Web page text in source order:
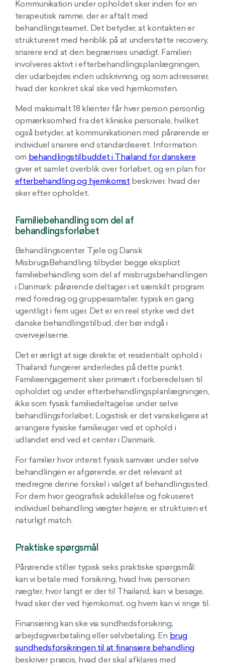
Kommunikation under opholdet sker inden for en
terapeutisk ramme, der er aftalt med
behandlingsteamet. Det betyder, at kontakten er
struktureret med henblik på at understøtte recovery,
snarere end at den begrænses unødigt. Familien
involveres aktivt i efterbehandlingsplanlægningen,
der udarbejdes inden udskrivning, og som adresserer,
hvad der konkret skal ske ved hjemkomsten.
Med maksimalt 18 klienter får hver person personlig
opmærksomhed fra det kliniske personale, hvilket
også betyder, at kommunikationen med pårørende er
individuel snarere end standardiseret. Information
om behandlingstilbuddet i Thailand for danskere
giver et samlet overblik over forløbet, og en plan for
efterbehandling og hjemkomst beskriver, hvad der
sker efter opholdet.
Familiebehandling som del af
behandlingsforløbet
Behandlingscenter Tjele og Dansk
MisbrugsBehandling tilbyder begge eksplicit
familiebehandling som del af misbrugsbehandlingen
i Danmark: pårørende deltager i et særskilt program
med foredrag og gruppesamtaler, typisk en gang
ugentligt i fem uger. Det er en reel styrke ved det
danske behandlingstilbud, der bør indgå i
overvejelserne.
Det er ærligt at sige direkte: et residentialt ophold i
Thailand fungerer anderledes på dette punkt.
Familieengagement sker primært i forberedelsen til
opholdet og under efterbehandlingsplanlægningen,
ikke som fysisk familiedeltagelse under selve
behandlingsforløbet. Logistisk er det vanskeligere at
arrangere fysiske familieuger ved et ophold i
udlandet end ved et center i Danmark.
For familier hvor intenst fysisk samvær under selve
behandlingen er afgørende, er det relevant at
medregne denne forskel i valget af behandlingssted.
For dem hvor geografisk adskillelse og fokuseret
individuel behandling vægter højere, er strukturen et
naturligt match.
Praktiske spørgsmål
Pårørende stiller typisk seks praktiske spørgsmål:
kan vi betale med forsikring, hvad hvis personen
nægter, hvor langt er der til Thailand, kan vi besøge,
hvad sker der ved hjemkomst, og hvem kan vi ringe til.
Finansiering kan ske via sundhedsforsikring,
arbejdsgiverbetaling eller selvbetaling. En brug
sundhedsforsikringen til at finansiere behandling
beskriver præcis, hvad der skal afklares med